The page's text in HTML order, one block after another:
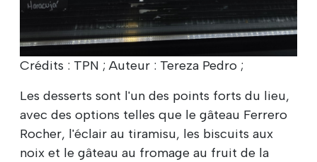
Crédits : TPN ; Auteur : Tereza Pedro ;
Les desserts sont l'un des points forts du lieu,
avec des options telles que le gâteau Ferrero
Rocher, l'éclair au tiramisu, les biscuits aux
noix et le gâteau au fromage au fruit de la